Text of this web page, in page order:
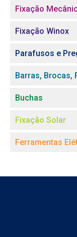
Fixação
Fixação Winox
Parafusos e
Barras, Brocas,
Buchas
Fixação Solar
Ferramentas